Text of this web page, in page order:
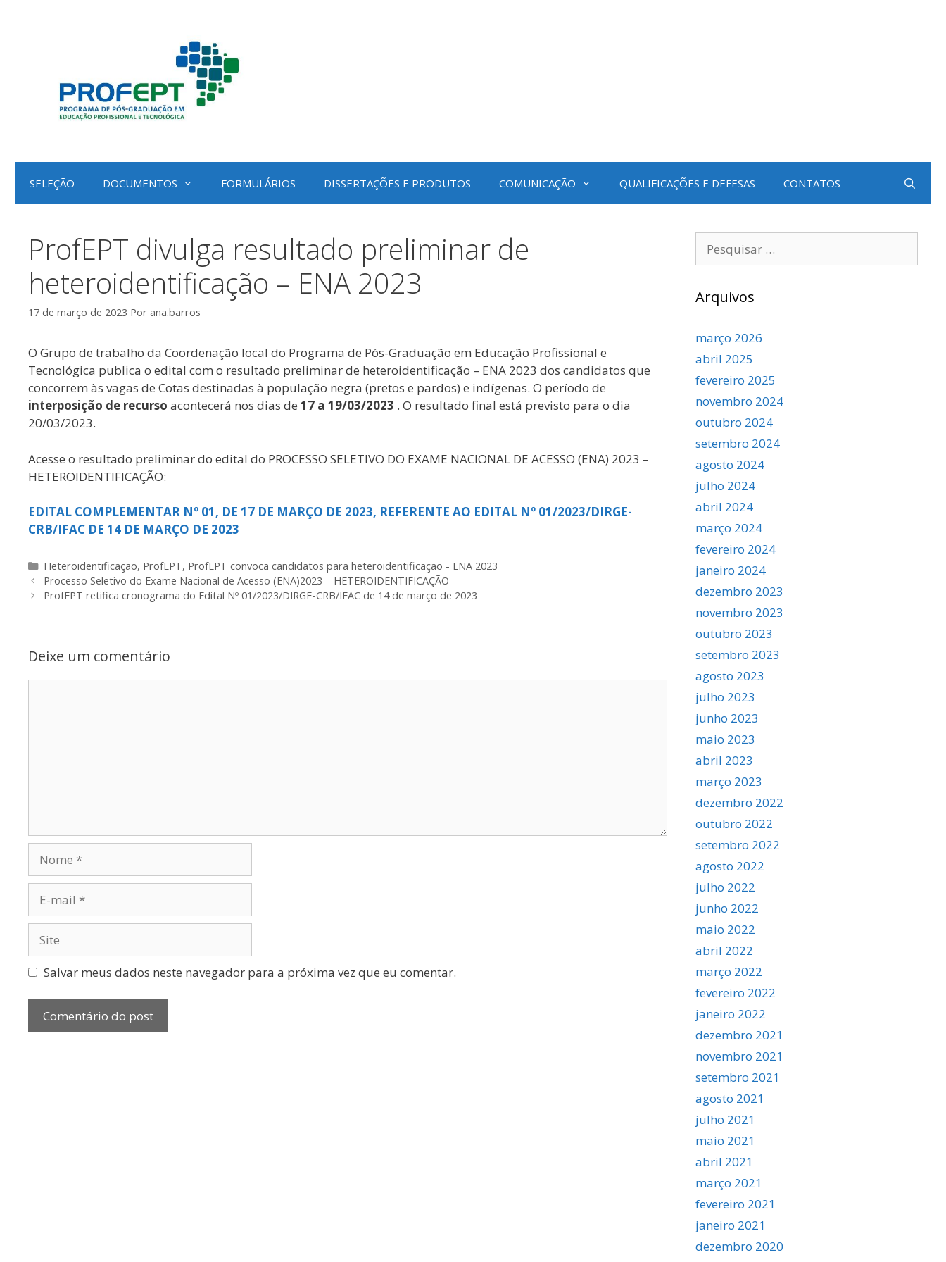
SELEÇÃO DOCUMENTOS FORMULÁRIOS DISSERTAÇÕES E PRODUTOS COMUNICAÇÃO QUALIFICAÇÕES E DEFESAS CONTATOS
ProfEPT divulga resultado preliminar de
heteroidentificação – ENA 2023
17 de março de 2023 Por ana.barros
O Grupo de trabalho da Coordenação local do Programa de Pós-Graduação em Educação Profissional e
Tecnológica publica o edital com o resultado preliminar de heteroidentificação – ENA 2023 dos candidatos que
concorrem às vagas de Cotas destinadas à população negra (pretos e pardos) e indígenas. O período de
interposição de recurso acontecerá nos dias de 17 a 19/03/2023 . O resultado final está previsto para o dia
20/03/2023.
Acesse o resultado preliminar do edital do PROCESSO SELETIVO DO EXAME NACIONAL DE ACESSO (ENA) 2023 –
HETEROIDENTIFICAÇÃO:
EDITAL COMPLEMENTAR Nº 01, DE 17 DE MARÇO DE 2023, REFERENTE AO EDITAL Nº 01/2023/DIRGE-
CRB/IFAC DE 14 DE MARÇO DE 2023
Categorias
Heteroidentificação, ProfEPT, ProfEPT convoca candidatos para heteroidentificação - ENA 2023
Processo Seletivo do Exame Nacional de Acesso (ENA)2023 – HETEROIDENTIFICAÇÃO
ProfEPT retifica cronograma do Edital Nº 01/2023/DIRGE-CRB/IFAC de 14 de março de 2023
Deixe um comentário
mail
Salvar meus dados neste navegador para a próxima vez que eu comentar.
por:
Arquivos
março 2026
abril 2025
fevereiro 2025
novembro 2024
outubro 2024
setembro 2024
agosto 2024
julho 2024
abril 2024
março 2024
fevereiro 2024
janeiro 2024
dezembro 2023
novembro 2023
outubro 2023
setembro 2023
agosto 2023
julho 2023
junho 2023
maio 2023
abril 2023
março 2023
dezembro 2022
outubro 2022
setembro 2022
agosto 2022
julho 2022
junho 2022
maio 2022
abril 2022
março 2022
fevereiro 2022
janeiro 2022
dezembro 2021
novembro 2021
setembro 2021
agosto 2021
julho 2021
maio 2021
abril 2021
março 2021
fevereiro 2021
janeiro 2021
dezembro 2020